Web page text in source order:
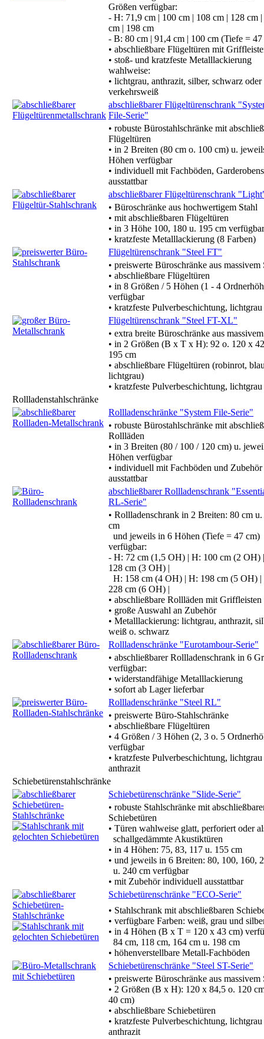
Größen verfügbar:
- H: 71,9 cm | 100 cm | 108 cm | 128 cm
cm | 198 cm
- B: 80 cm | 91,4 cm | 100 cm (Tiefe =
• abschließbare Flügeltüren mit
• stoß- und kratzfeste Metalllackierung
wahlweise:
• lichtgrau, anthrazit, silber, schwarz oder
verkehrsweiß
abschließbarer Flügeltürenschrank
File-Serie"
• robuste Bürostahlschränke mit
Flügeltüren
• in 2 Breiten (80 cm o. 100 cm) u.
Höhen verfügbar
• individuell mit Fachböden,
ausstattbar
abschließbarer Flügeltürenschrank
• Büroschränke aus hochwertigem Stahl
• mit abschließbaren Flügeltüren
• in 3 Höhe 100, 180 u. 195 cm verfügbar
• kratzfeste Metalllackierung (8 Farben)
Flügeltürenschrank "Steel FT"
• preiswerte Büroschränke aus massivem
• abschließbare Flügeltüren
• in 8 Größen / 5 Höhen (1 - 4
verfügbar
• kratzfeste Pulverbeschichtung, lichtgrau
Flügeltürenschrank "Steel FT-XL"
• extra breite Büroschränke aus
• in 2 Größen (B x T x H): 92 o. 120 x
195 cm
• abschließbare Flügeltüren (robinrot,
lichtgrau)
• kratzfeste Pulverbeschichtung, lichtgrau
Rollladenstahlschränke
Rollladenschränke "System File-Serie"
• robuste Bürostahlschränke mit
Rollläden
• in 3 Breiten (80 / 100 / 120 cm) u.
Höhen verfügbar
• individuell mit Fachböden und Zubehör
ausstattbar
abschließbarer Rollladenschrank
RL-Serie"
• Rollladenschrank in 2 Breiten: 80 cm
cm
und jeweils in 6 Höhen (Tiefe = 47 cm)
verfügbar:
- H: 72 cm (1,5 OH) | H: 100 cm (2 OH)
128 cm (3 OH) |
H: 158 cm (4 OH) | H: 198 cm (5 OH) |
228 cm (6 OH) |
• abschließbare Rollläden mit Griffleisten
• große Auswahl an Zubehör
• Metalllackierung: lichtgrau, anthrazit,
weiß o. schwarz
Rollladenschränke "Eurotambour-Serie"
• abschließbarer Rollladenschrank in 6
verfügbar:
• widerstandfähige Metalllackierung
• sofort ab Lager lieferbar
Rollladenschränke "Steel RL"
• preiswerte Büro-Stahlschränke
• abschließbare Flügeltüren
• 4 Größen / 3 Höhen (2, 3 o. 5
verfügbar
• kratzfeste Pulverbeschichtung, lichtgrau
anthrazit
Schiebetürenstahlschränke
Schiebetürenschränke "Slide-Serie"
• robuste Stahlschränke mit
Schiebetüren
• Türen wahlweise glatt, perforiert oder
schallgedämmte Akustiktüren
• in 4 Höhen: 75, 83, 117 u. 155 cm
• und jeweils in 6 Breiten: 80, 100, 160,
u. 240 cm verfügbar
• mit Zubehör individuell ausstattbar
Schiebetürenschränke "ECO-Serie"
• Stahlschrank mit abschließbaren
• verfügbare Farben: weiß, grau und
• in 4 Höhen (B x T = 120 x 43 cm)
84 cm, 118 cm, 164 cm u. 198 cm
• höhenverstellbare Metall-Fachböden
Schiebetürenschränke "Steel ST-Serie"
• preiswerte Büroschränke aus massivem
• 2 Größen (B x H): 120 x 84,5 o. 120
40 cm)
• abschließbare Schiebetüren
• kratzfeste Pulverbeschichtung,
anthrazit